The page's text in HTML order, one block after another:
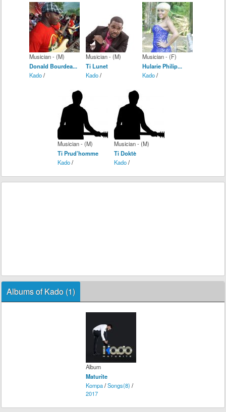
Musician - (M)
Donald Bourdea...
Kado/
Musician - (M)
Ti Lunet
Kado/
Musician - (F)
Hularie Philip...
Kado/
Musician - (M)
Ti Prud’homme
Kado/
Musician - (M)
Ti Doktè
Kado/
Albums of Kado (1)
Album
Maturite
Kompa/Songs(8) /
2017